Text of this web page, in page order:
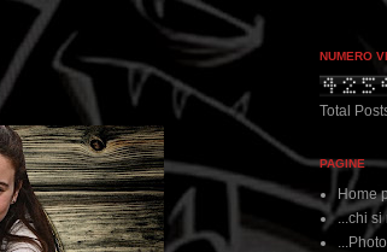
NUMERO
Total
PAGINE
Home
...chi si